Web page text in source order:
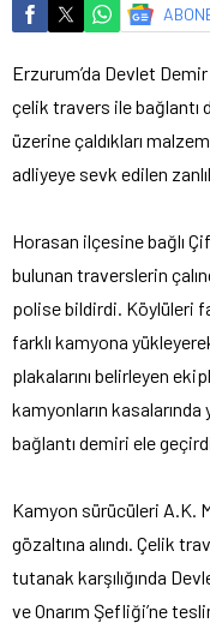
Erzurum’da Devlet Demir
çelik travers ile bağlantı
üzerine çaldıkları
adliyeye sevk edilen
Horasan ilçesine bağlı
bulunan traverslerin
polise bildirdi. Köylüleri
farklı kamyona
plakalarını belirleyen
kamyonların
bağlantı demiri ele
Kamyon sürücüleri A.K.
gözaltına alındı. Çelik
tutanak karşılığında
ve Onarım Şefliği’ne